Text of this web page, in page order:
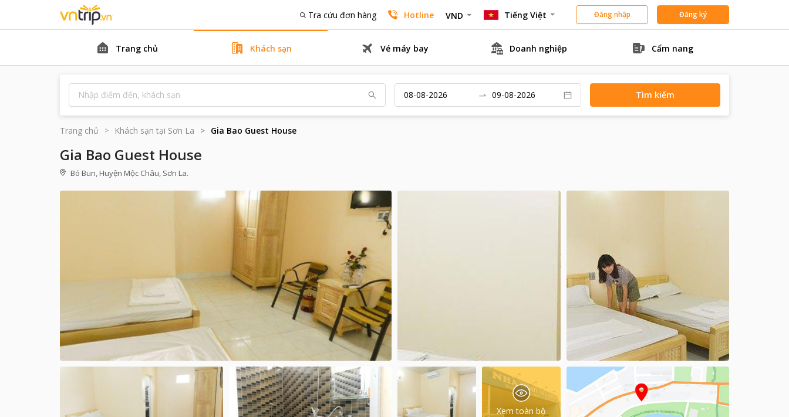
Tra cứu đơn hàng Hotline VND Tiếng Việt Đăng nhập Đăng ký
Trang chủ Khách sạn Vé máy bay Doanh nghiệp Cẩm nang
Tìm kiếm
Trang chủ Khách sạn tại Sơn La Gia Bao Guest House
Gia Bao Guest House
Bó Bun, Huyện Mộc Châu, Sơn La.
Xem toàn bộ